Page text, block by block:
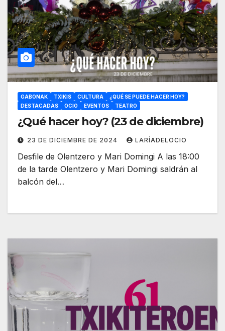
GABONAK TXIKIS CULTURA
¿QUÉ SE PUEDE HACER HOY?
DESTACADAS
OCIO EVENTOS TEATRO
¿Qué hacer hoy? (23 de diciembre)
23 DE DICIEMBRE DE 2024 LARÍADELOCIO
Desfile de Olentzero y Mari Domingi A las 18:00
de la tarde Olentzero y Mari Domingi saldrán al
balcón del…